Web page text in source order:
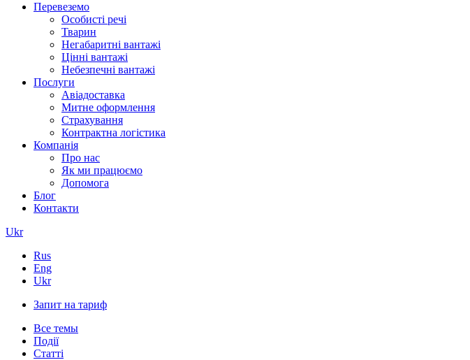
Перевеземо
Особисті речі
Тварин
Негабаритні вантажі
Цінні вантажі
Небезпечні вантажі
Послуги
Авіадоставка
Митне оформлення
Страхування
Контрактна логістика
Компанія
Про нас
Як ми працюємо
Допомога
Блог
Контакти
Ukr
Rus
Eng
Ukr
Запит на тариф
Все темы
Події
Статті